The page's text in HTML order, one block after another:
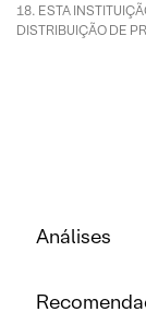
ESTA
DISTRIBUIÇÃO DE
Análises